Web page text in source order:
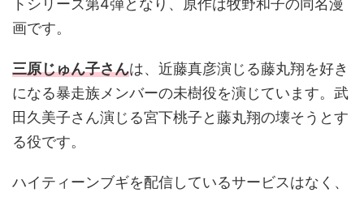
画です。
三原じゅん子さんは、近藤真彦演じる藤丸翔を好き
になる暴走族メンバーの未樹役を演じています。武
田久美子さん演じる宮下桃子と藤丸翔の壊そうとす
る役です。
ハイティーンブギを配信しているサービスはなく、